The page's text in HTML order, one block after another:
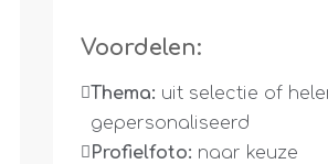
Voordelen:
Thema: uit selectie of
gepersonaliseerd
Profielfoto: naar keuze